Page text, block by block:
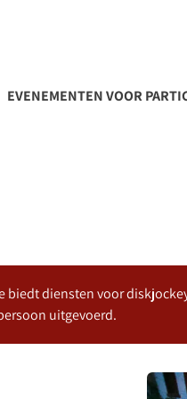
EVENEMENTEN VOOR
biedt diensten voor
uitgevoerd.